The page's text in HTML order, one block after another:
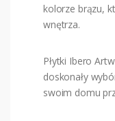
kolorze brązu,
wnętrza.
Płytki Ibero
doskonały
swoim domu